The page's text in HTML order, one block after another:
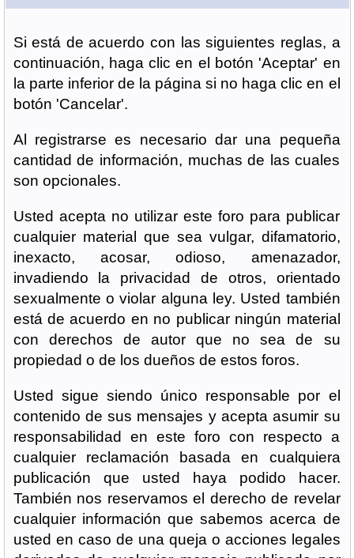
Si está de acuerdo con las siguientes reglas, a
continuación, haga clic en el botón 'Aceptar' en
la parte inferior de la página si no haga clic en el
botón 'Cancelar'.
Al registrarse es necesario dar una pequeña
cantidad de información, muchas de las cuales
son opcionales.
Usted acepta no utilizar este foro para publicar
cualquier material que sea vulgar, difamatorio,
inexacto, acosar, odioso, amenazador,
invadiendo la privacidad de otros, orientado
sexualmente o violar alguna ley. Usted también
está de acuerdo en no publicar ningún material
con derechos de autor que no sea de su
propiedad o de los dueños de estos foros.
Usted sigue siendo único responsable por el
contenido de sus mensajes y acepta asumir su
responsabilidad en este foro con respecto a
cualquier reclamación basada en cualquiera
publicación que usted haya podido hacer.
También nos reservamos el derecho de revelar
cualquier información que sabemos acerca de
usted en caso de una queja o acciones legales